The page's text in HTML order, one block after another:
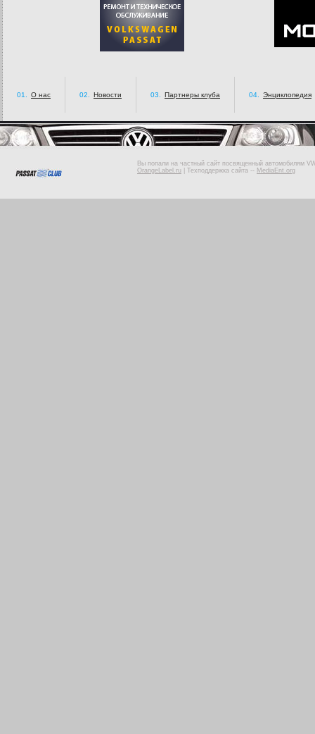
01. О нас 02. Новости 03. Партнеры клуба 04. Энциклопедия
Вы попали на частный сайт посвященный автомобилям
OrangeLabel.ru
Техподдержка сайта -- MediaEnt.org